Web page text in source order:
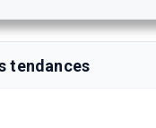
tendances